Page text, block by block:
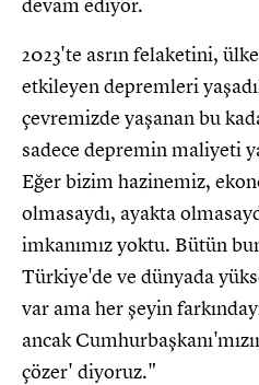
devam ediyor.
2023'te asrın felaketini,
etkileyen depremleri
çevremizde yaşanan bu
sadece depremin maliyeti
Eğer bizim hazinemiz,
olmasaydı, ayakta
imkanımız yoktu. Bütün
Türkiye'de ve dünyada
var ama her şeyin
ancak
çözer' diyoruz."